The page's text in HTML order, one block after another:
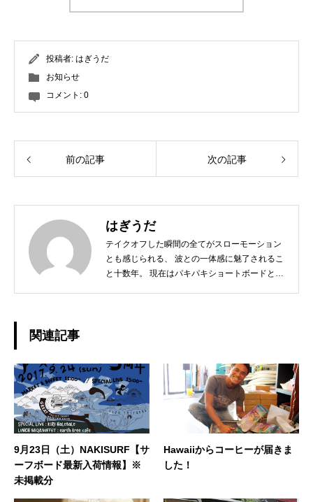
投稿者: はぎうだ
お知らせ
コメント: 0
前の記事 次の記事
はぎうだ
テイクオフした瞬間の全てがスローモーション
とも感じられる、 波との一体感に魅了されるこ
と十数年。 現在はパキパキショートボードとは
の釣りやアウトドア、愛猫との日常などもご紹
介できればと思います！ どうぞよろしくお願い
いたします。◆担当業務：店舗運営・WEBサイ
ト運営・企画・プロモーション◆東京都出身：
一宮町在住 ◆誕生日：1983年4月29日
関連記事
9月23日（土）NAKISURF【サ
ーフボード最新入荷情報】※
未掲載分
Hawaiiからコーヒーが届きま
した！